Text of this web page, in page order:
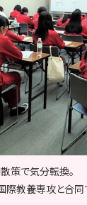
策で気分転換。
際教養専攻と合